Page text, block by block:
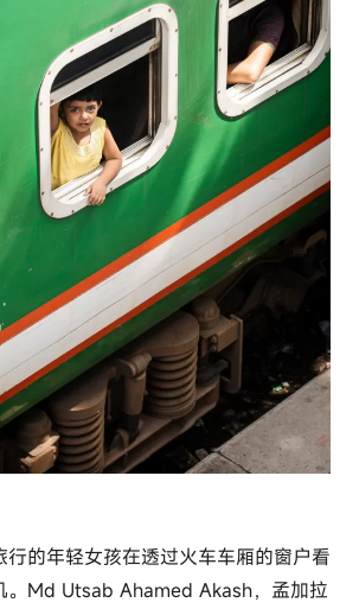
行的年轻女孩在透过火车车厢的窗户看
。Md Utsab Ahamed Akash，孟加拉